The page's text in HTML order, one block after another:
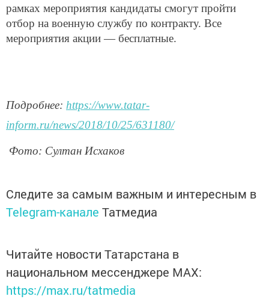
рамках мероприятия кандидаты смогут пройти
отбор на военную службу по контракту. Все
мероприятия акции — бесплатные.
Подробнее: https://www.tatar-
inform.ru/news/2018/10/25/631180/
Фото: Султан Исхаков
Следите за самым важным и интересным в
Telegram-канале Татмедиа
Читайте новости Татарстана в
национальном мессенджере MАХ:
https://max.ru/tatmedia